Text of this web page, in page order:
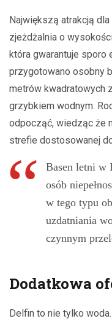
Największą atrakcją
zjeżdżalnia o
która gwarantuje sporo
przygotowano osobny
metrów kwadratowych
grzybkiem wodnym.
odpocząć, wiedząc że
strefie dostosowanej
Basen letni w
osób
w tego typu
uzdatniania
czynnym
Dodatkowa
Delfin to nie tylko